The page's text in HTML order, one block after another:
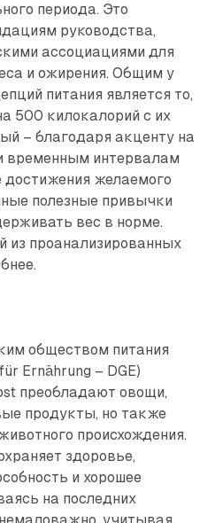
периода. Это
руководства,
ассоциациями для
и ожирения. Общим у
питания является то,
500 килокалорий с их
– благодаря акценту на
временным интервалам
желаемого
полезные привычки
вес в норме.
из проанализированных
обществом питания
Ernährung – DGE)
преобладают овощи,
продукты, но также
происхождения.
здоровье,
и хорошее
на последних